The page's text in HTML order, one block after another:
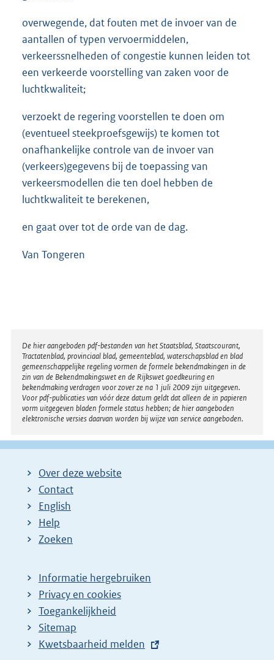
overwegende, dat fouten met de invoer van de
aantallen of typen vervoermiddelen,
verkeerssnelheden of congestie kunnen leiden tot
een verkeerde voorstelling van zaken voor de
luchtkwaliteit;
verzoekt de regering voorstellen te doen om
(eventueel steekproefsgewijs) te komen tot
onafhankelijke controle van de invoer van
(verkeers)gegevens bij de toepassing van
verkeersmodellen die ten doel hebben de
luchtkwaliteit te berekenen,
en gaat over tot de orde van de dag.
Van Tongeren
Disclaimer
De hier aangeboden pdf-bestanden van het Staatsblad, Staatscourant,
Tractatenblad, provinciaal blad, gemeenteblad, waterschapsblad en blad
gemeenschappelijke regeling vormen de formele bekendmakingen in de
zin van de Bekendmakingswet en de Rijkswet goedkeuring en
bekendmaking verdragen voor zover ze na 1 juli 2009 zijn uitgegeven.
Voor pdf-publicaties van vóór deze datum geldt dat alleen de in papieren
vorm uitgegeven bladen formele status hebben; de hier aangeboden
elektronische versies daarvan worden bij wijze van service aangeboden.
Over deze website
Contact
English
Help
Zoeken
Informatie hergebruiken
Privacy en cookies
Toegankelijkheid
Sitemap
E
Kwetsbaarheid melden